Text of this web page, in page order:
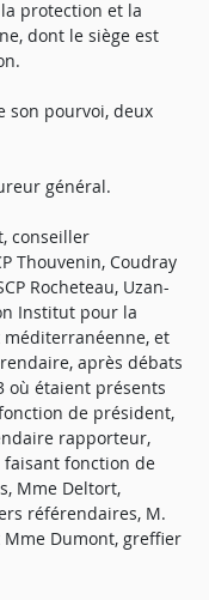
protection et la
dont le siège est
son pourvoi, deux
général.
conseiller
Thouvenin, Coudray
Rocheteau, Uzan-
Institut pour la
et
après débats
où étaient présents
de président,
rapporteur,
faisant fonction de
Mme Deltort,
référendaires, M.
Dumont, greffier